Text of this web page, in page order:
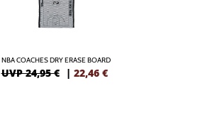
NBA COACHES DRY ERASE BOARD
UVP 24,95 € | 22,46 €